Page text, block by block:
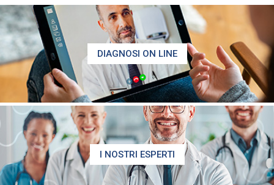
DIAGNOSI ON LINE
I NOSTRI ESPERTI